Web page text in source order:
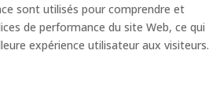
sont utilisés pour comprendre et
de performance du site Web, ce qui
expérience utilisateur aux visiteurs.